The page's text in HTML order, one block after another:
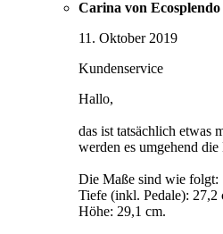
Carina von Ecosplendo
11. Oktober 2019
Kundenservice
Hallo,
das ist tatsächlich etwas
werden es umgehend
Die Maße sind wie folgt:
Tiefe (inkl. Pedale): 27,2
Höhe: 29,1 cm.